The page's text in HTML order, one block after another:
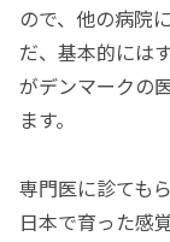
ので、他の病院
だ、基本的には
がデンマークの
ます。
専門医に診ても
日本で育った感